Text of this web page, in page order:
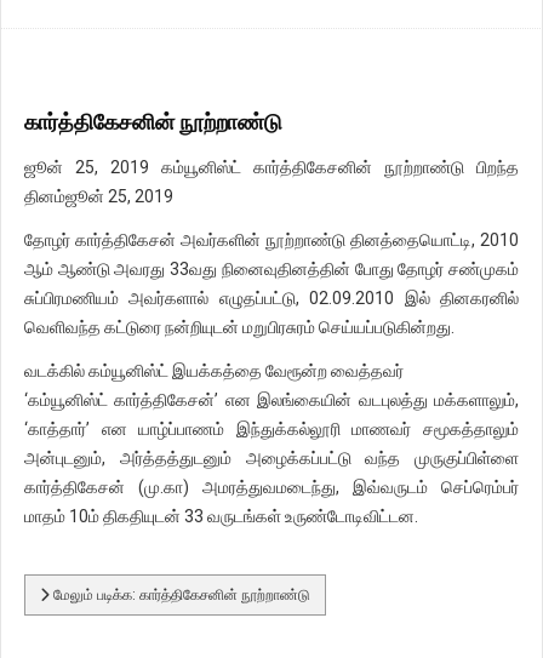
கார்த்திகேசனின் நூற்றாண்டு
ஜூன் 25, 2019 கம்யூனிஸ்ட் கார்த்திகேசனின் நூற்றாண்டு பிறந்த
தினம்ஜூன் 25, 2019
தோழர் கார்த்திகேசன் அவர்களின் நூற்றாண்டு தினத்தையொட்டி, 2010
ஆம் ஆண்டு அவரது 33வது நினைவுதினத்தின் போது தோழர் சண்முகம்
சுப்பிரமணியம் அவர்களால் எழுதப்பட்டு, 02.09.2010 இல் தினகரனில்
வெளிவந்த கட்டுரை நன்றியுடன் மறுபிரசுரம் செய்யப்படுகின்றது.
வடக்கில் கம்யூனிஸ்ட் இயக்கத்தை வேரூன்ற வைத்தவர்
‘கம்யூனிஸ்ட் கார்த்திகேசன்’ என இலங்கையின் வடபுலத்து மக்களாலும்,
‘காத்தார்’ என யாழ்ப்பாணம் இந்துக்கல்லூரி மாணவர் சமூகத்தாலும்
அன்புடனும், அர்த்தத்துடனும் அழைக்கப்பட்டு வந்த முருகுப்பிள்ளை
கார்த்திகேசன் (மு.கா) அமரத்துவமடைந்து, இவ்வருடம் செப்ரெம்பர்
மாதம் 10ம் திகதியுடன் 33 வருடங்கள் உருண்டோடிவிட்டன.
மேலும் படிக்க: கார்த்திகேசனின் நூற்றாண்டு